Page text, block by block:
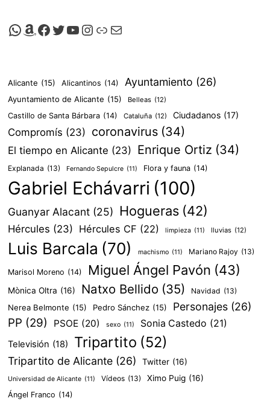
Canal de Whatsapp de Viscalacant
Comprar en Amazon
Facebook de Viscalacant
Twitter de Viscalacant
Canal de Youtube de Viscalacant
Instagram de Viscalacant
Viscalacant en Polkaverse
Correo electrónico
Alicante (15) Alicantinos (14) Ayuntamiento (26)
Ayuntamiento de Alicante (15) Belleas (12)
Castillo de Santa Bárbara (14) Cataluña (12) Ciudadanos (17)
Compromís (23) coronavirus (34)
El tiempo en Alicante (23) Enrique Ortiz (34)
Explanada (13) Fernando Sepulcre (11) Flora y fauna (14)
Gabriel Echávarri (100)
Guanyar Alacant (25) Hogueras (42)
Hércules (23) Hércules CF (22) limpieza (11) lluvias (12)
Luis Barcala (70) machismo (11) Mariano Rajoy (13)
Marisol Moreno (14) Miguel Ángel Pavón (43)
Mònica Oltra (16) Natxo Bellido (35) Navidad (13)
Nerea Belmonte (15) Pedro Sánchez (15) Personajes (26)
PP (29) PSOE (20) sexo (11) Sonia Castedo (21)
Televisión (18) Tripartito (52)
Tripartito de Alicante (26) Twitter (16)
Universidad de Alicante (11) Vídeos (13) Ximo Puig (16)
Ángel Franco (14)